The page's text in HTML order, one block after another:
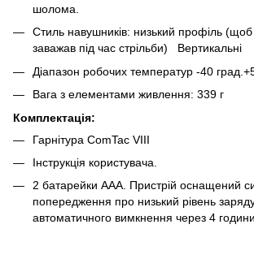
шолома.
Стиль навушників: низький профіль (щоб
заважав під час стрільби) Вертикальні
Діапазон робочих температур -40
Вага з елементами живлення: 339 г
Комплектація:
Гарнітура ComTac VIII
Інструкція користувача.
2 батарейки AAA. Пристрій оснащений
попередження про низький рівень
автоматичного вимкнення через 4